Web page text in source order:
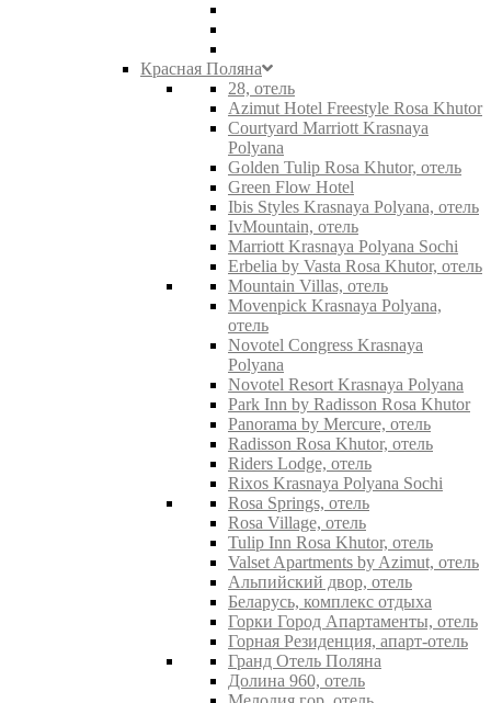
Красная Поляна
28, отель
Azimut Hotel Freestyle Rosa Khutor
Courtyard Marriott Krasnaya
Polyana
Golden Tulip Rosa Khutor, отель
Green Flow Hotel
Ibis Styles Krasnaya Polyana, отель
IvMountain, отель
Marriott Krasnaya Polyana Sochi
Erbelia by Vasta Rosa Khutor, отель
Mountain Villas, отель
Movenpick Krasnaya Polyana,
отель
Novotel Congress Krasnaya
Polyana
Novotel Resort Krasnaya Polyana
Park Inn by Radisson Rosa Khutor
Panorama by Mercure, отель
Radisson Rosa Khutor, отель
Riders Lodge, отель
Rixos Krasnaya Polyana Sochi
Rosa Springs, отель
Rosa Village, отель
Tulip Inn Rosa Khutor, отель
Valset Apartments by Azimut, отель
Альпийский двор, отель
Беларусь, комплекс отдыха
Горки Город Апартаменты, отель
Горная Резиденция, апарт-отель
Гранд Отель Поляна
Долина 960, отель